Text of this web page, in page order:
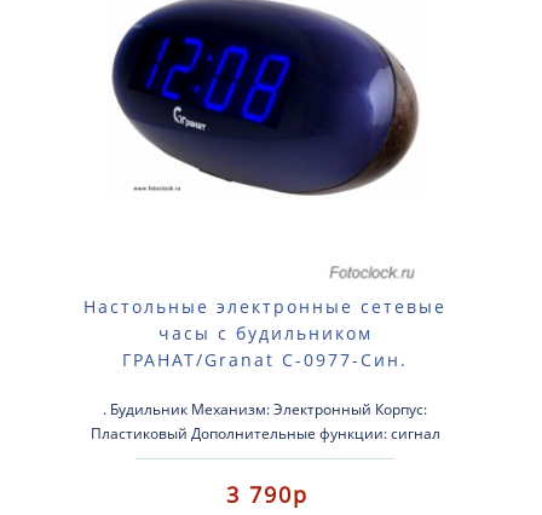
Настольные электронные сетевые
часы с будильником
ГРАНАТ/Granat С-0977-Син.
. Будильник Механизм: Электронный Корпус:
Пластиковый Дополнительные функции: сигнал
beep Размер: 150х64х65 мм. ..
3 790р